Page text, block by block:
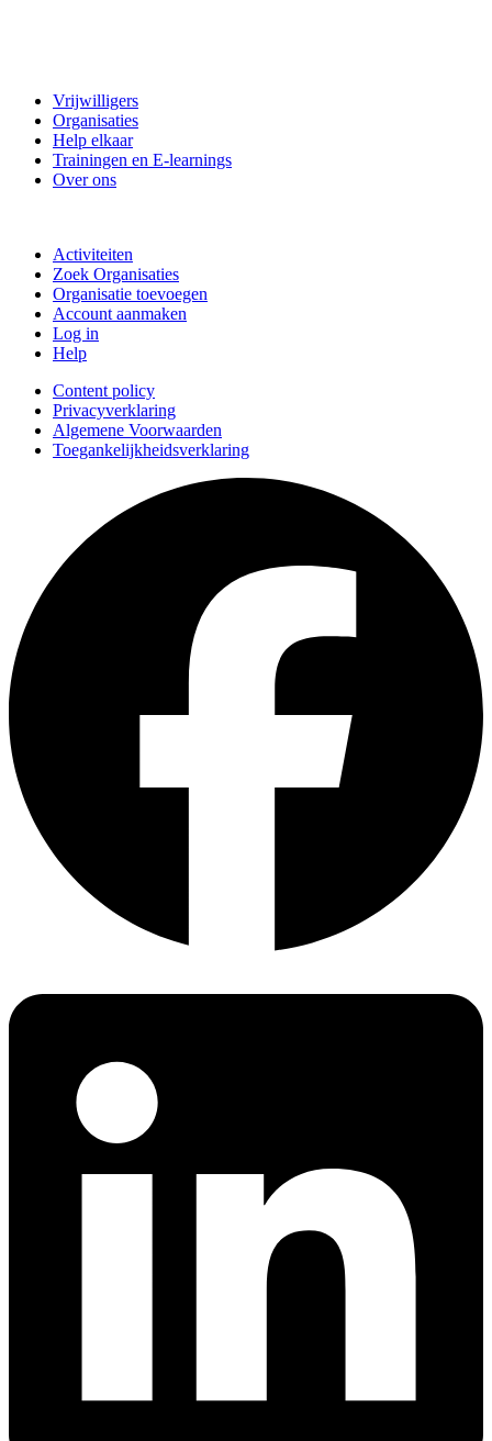
Vrijwilligers
Organisaties
Help elkaar
Trainingen en E-learnings
Over ons
Activiteiten
Zoek Organisaties
Organisatie toevoegen
Account aanmaken
Log in
Help
Content policy
Privacyverklaring
Algemene Voorwaarden
Toegankelijkheidsverklaring